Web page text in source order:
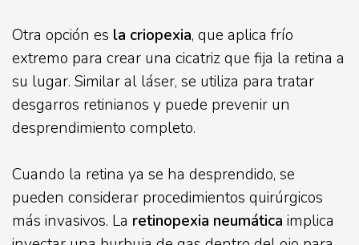
Otra opción es la criopexia, que aplica frío
extremo para crear una cicatriz que fija la retina a
su lugar. Similar al láser, se utiliza para tratar
desgarros retinianos y puede prevenir un
desprendimiento completo.
Cuando la retina ya se ha desprendido, se
pueden considerar procedimientos quirúrgicos
más invasivos. La retinopexia neumática implica